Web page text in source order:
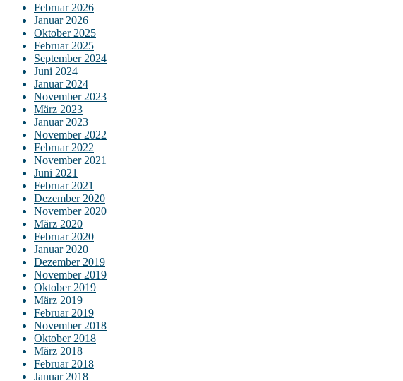
Februar 2026
Januar 2026
Oktober 2025
Februar 2025
September 2024
Juni 2024
Januar 2024
November 2023
März 2023
Januar 2023
November 2022
Februar 2022
November 2021
Juni 2021
Februar 2021
Dezember 2020
November 2020
März 2020
Februar 2020
Januar 2020
Dezember 2019
November 2019
Oktober 2019
März 2019
Februar 2019
November 2018
Oktober 2018
März 2018
Februar 2018
Januar 2018